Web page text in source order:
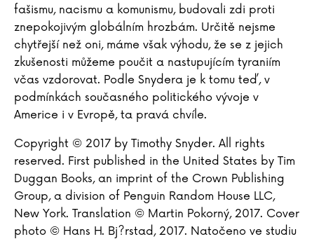
fašismu, nacismu a komunismu, budovali zdi proti
znepokojivým globálním hrozbám. Určitě nejsme
chytřejší než oni, máme však výhodu, že se z jejich
zkušenosti můžeme poučit a nastupujícím tyraniím
včas vzdorovat. Podle Snydera je k tomu teď, v
podmínkách současného politického vývoje v
Americe i v Evropě, ta pravá chvíle.
Copyright © 2017 by Timothy Snyder. All rights
reserved. First published in the United States by Tim
Duggan Books, an imprint of the Crown Publishing
Group, a division of Penguin Random House LLC,
New York. Translation © Martin Pokorný, 2017. Cover
photo © Hans H. Bj?rstad, 2017. Natočeno ve studiu